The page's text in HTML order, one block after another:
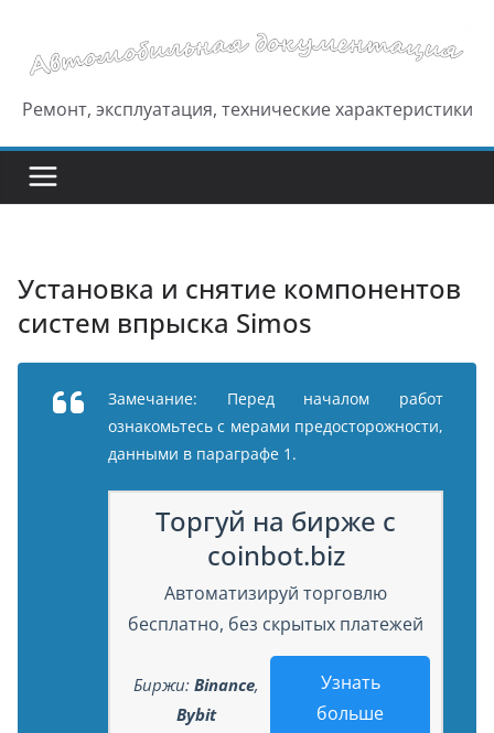
содержимому
Ремонт, эксплуатация, технические характеристики
Установка и снятие компонентов
систем впрыска Simos
Замечание: Перед началом работ
ознакомьтесь с мерами предосторожности,
данными в параграфе 1.
Торгуй на бирже с
coinbot.biz
Автоматизируй торговлю
бесплатно, без скрытых платежей
Узнать
больше
Биржи: Binance,
Bybit